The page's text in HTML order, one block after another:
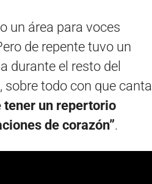
un área para voces
de repente tuvo un
durante el resto del
sobre todo con que canta
tener un repertorio
de corazón”.